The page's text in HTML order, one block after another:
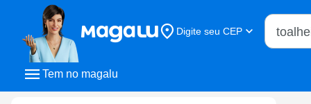
Tem no magalu
Digite seu CEP
Buscar